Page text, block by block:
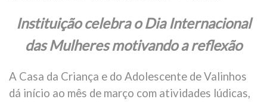
Instituição celebra o Dia Internacional
das Mulheres motivando a reflexão
A Casa da Criança e do Adolescente de Valinhos
dá início ao mês de março com atividades lúdicas,